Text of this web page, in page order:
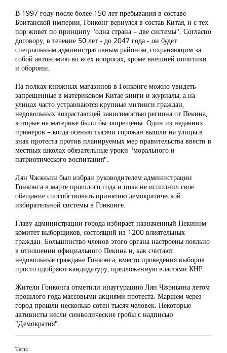
В 1997 году после более 150 лет пребывания в составе
Британской империи, Гонконг вернулся в состав Китая, и с тех
пор живет по принципу "одна страна – две системы". Согласно
договору, в течение 50 лет - до 2047 года - он будет
специальным административным районом, сохраняющим за
собой автономию во всех вопросах, кроме внешней политики
и обороны.
На полках книжных магазинов в Гонконге можно увидеть
запрещенные в материковом Китае книги и журналы, а на
улицах часто устраиваются крупные митинги граждан,
недовольных возрастающей зависимостью региона от Пекина,
которые на материке были бы запрещены. Один из недавних
примеров – когда осенью тысячи горожан вышли на улицы в
знак протеста против планируемых мер правительства ввести в
местных школах обязательные уроки "морального и
патриотического воспитания".
Лян Чжэньин был избран руководителем администрации
Гонконга в марте прошлого года и пока не исполнил свое
обещание способствовать принятию демократической
избирательной системы в Гонконге.
Главу администрации города избирает назначенный Пекином
комитет выборщиков, состоящий из 1200 влиятельных
граждан. Большинство членов этого органа настроены лояльно
в отношении официального Пекина и, как считают
недовольные граждане Гонконга, вместо проведения выборов
просто одобряют кандидатуру, предложенную властями КНР.
Жители Гонконга отметили инаугурацию Лян Чжэньина летом
прошлого года массовыми акциями протеста. Маршем через
город прошли несколько сотен тысяч человек. Некоторые
активисты несли символические гробы с надписью
"Демократия".
Теги: